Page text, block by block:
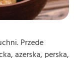
Przede
azerska, perska,